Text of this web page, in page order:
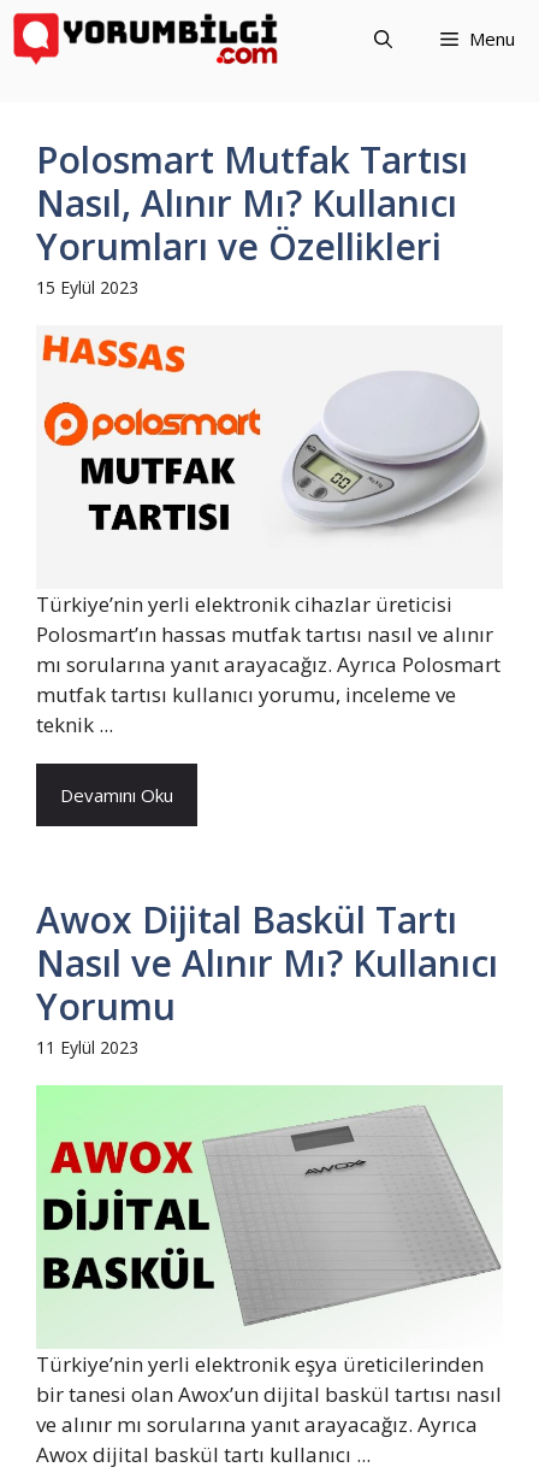
İçeriğe
atla
Menu
Polosmart Mutfak Tartısı
Nasıl, Alınır Mı? Kullanıcı
Yorumları ve Özellikleri
15 Eylül 2023
Türkiye’nin yerli elektronik cihazlar üreticisi
Polosmart’ın hassas mutfak tartısı nasıl ve alınır
mı sorularına yanıt arayacağız. Ayrıca Polosmart
mutfak tartısı kullanıcı yorumu, inceleme ve
teknik ...
Devamını Oku
Awox Dijital Baskül Tartı
Nasıl ve Alınır Mı? Kullanıcı
Yorumu
11 Eylül 2023
Türkiye’nin yerli elektronik eşya üreticilerinden
bir tanesi olan Awox’un dijital baskül tartısı nasıl
ve alınır mı sorularına yanıt arayacağız. Ayrıca
Awox dijital baskül tartı kullanıcı ...